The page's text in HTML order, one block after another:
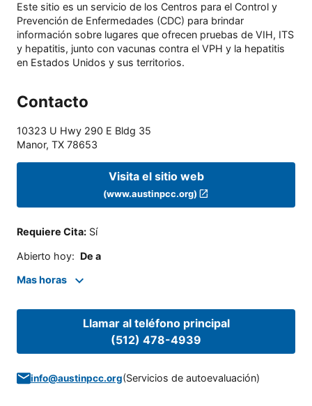
Este sitio es un servicio de los Centros para el Control y
Prevención de Enfermedades (CDC) para brindar
información sobre lugares que ofrecen pruebas de VIH, ITS
y hepatitis, junto con vacunas contra el VPH y la hepatitis
en Estados Unidos y sus territorios.
Contacto
10323 U Hwy 290 E Bldg 35
Manor, TX 78653
Visita el sitio web
(www.austinpcc.org)
Requiere Cita: Sí
Abierto hoy: De a
Mas horas
Llamar al teléfono principal
(512) 478-4939
info@austinpcc.org(Servicios de autoevaluación)